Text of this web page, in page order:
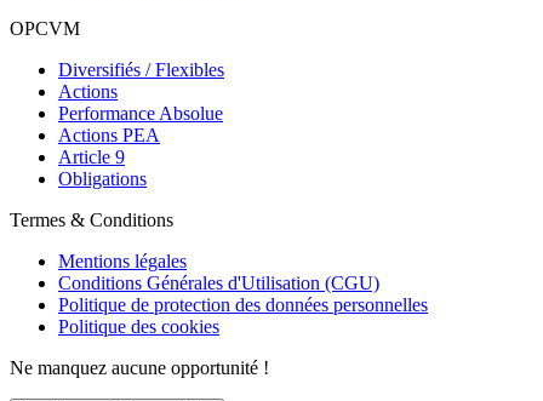
OPCVM
Diversifiés / Flexibles
Actions
Performance Absolue
Actions PEA
Article 9
Obligations
Termes & Conditions
Mentions légales
Conditions Générales d'Utilisation (CGU)
Politique de protection des données personnelles
Politique des cookies
Ne manquez aucune opportunité !